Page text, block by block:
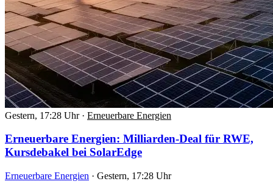
Gestern, 17:28 Uhr · Erneuerbare Energien
Erneuerbare Energien: Milliarden-Deal für RWE,
Kursdebakel bei SolarEdge
Erneuerbare Energien · Gestern, 17:28 Uhr